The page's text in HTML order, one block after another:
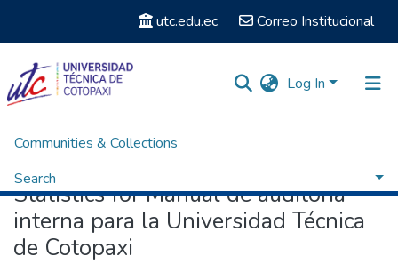
utc.edu.ec Correo Institucional
Log In
Communities & Collections
Search
Home Statistics
Statistics for Manual de auditoría
interna para la Universidad Técnica
de Cotopaxi